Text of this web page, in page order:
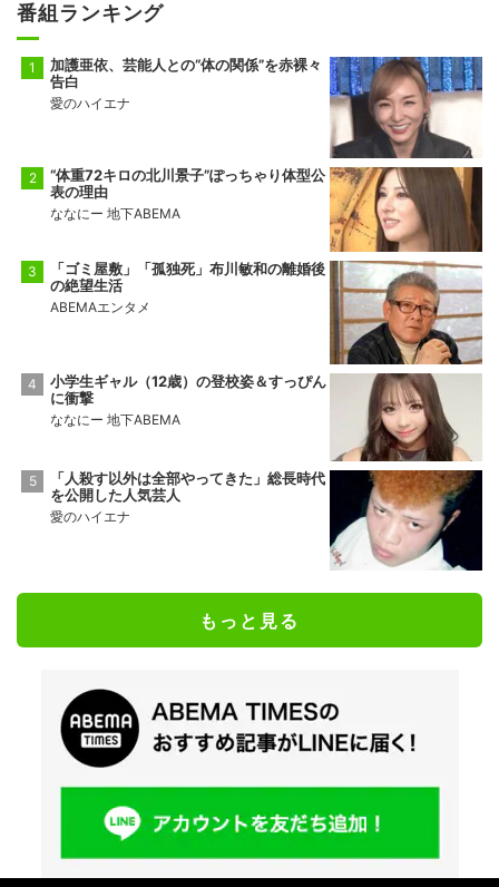
番組ランキング
加護亜依、芸能人との“体の関係”を赤裸々
告白
愛のハイエナ
“体重72キロの北川景子”ぽっちゃり体型公
表の理由
ななにー 地下ABEMA
「ゴミ屋敷」「孤独死」布川敏和の離婚後
の絶望生活
ABEMAエンタメ
小学生ギャル（12歳）の登校姿＆すっぴん
に衝撃
ななにー 地下ABEMA
「人殺す以外は全部やってきた」総長時代
を公開した人気芸人
愛のハイエナ
もっと見る